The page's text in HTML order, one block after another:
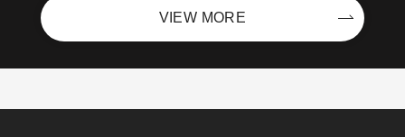
VIEW MORE